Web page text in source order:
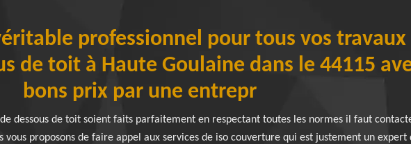
professionnel pour tous vos travaux
de toit à Haute Goulaine dans le 44115
bons prix par une entrepr
dessous de toit soient faits parfaitement en respectant toutes les normes il faut
vous proposons de faire appel aux services de iso couverture qui est justement un expert